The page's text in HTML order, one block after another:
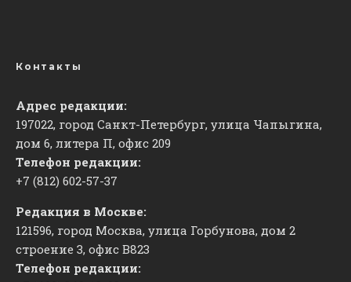
Контакты
Адрес редакции:
197022, город Санкт-Петербург, улица Чапыгина,
дом 6, литера П, офис 209
Телефон редакции:
+7 (812) 602-57-37
Редакция в Москве:
121596, город Москва, улица Горбунова, дом 2
строение 3, офис ​В823
Телефон редакции: